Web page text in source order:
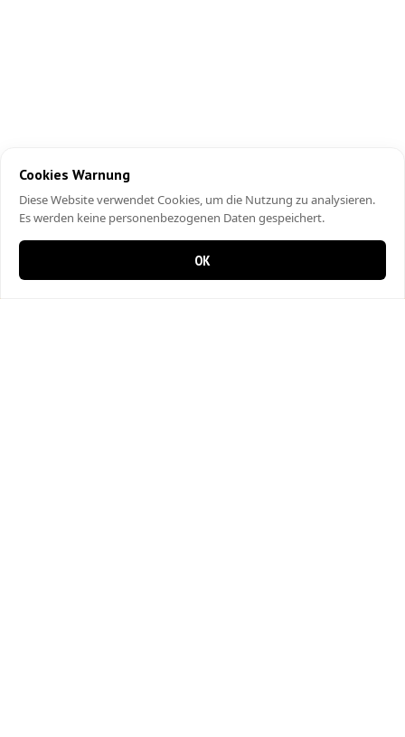
Cookies Warnung
Diese Website verwendet Cookies, um die Nutzung zu analysieren.
Es werden keine personenbezogenen Daten gespeichert.
OK